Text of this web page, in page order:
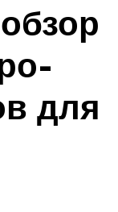
для